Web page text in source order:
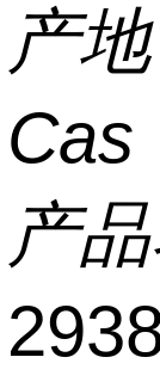
产地
Cas
产